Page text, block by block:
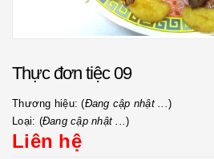
Thực đơn tiệc 09
Thương hiệu: (Đang cập nhật ...)
Loại: (Đang cập nhật ...)
Liên hệ